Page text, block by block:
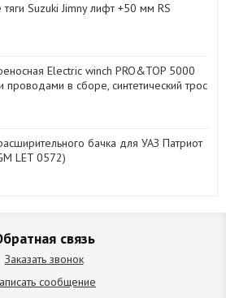
Suzuki Jimny лифт +50 мм RS
Electric winch PRO&TOP 5000
проводами в сборе, синтетический трос
бачка для УАЗ Патриот
LET 0572)
связь
Заказать звонок
сообщение